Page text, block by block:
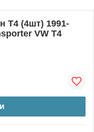
Т4 (4шт) 1991-
VW T4